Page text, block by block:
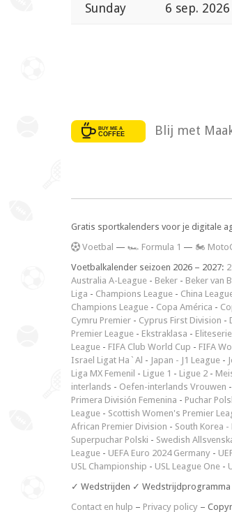
Sunday 6 sep.
Blij met
Gratis sportkalenders voor je digitale
Voetbal — 🏎️ Formula 1 — 🏍
Voetbalkalender seizoen 2026 – 2027:
Australia A-League - Beker - Beker van
Liga - Champions League - China
Champions League - Copa América -
Cymru Premier - Cyprus First Division -
Premier League - Ekstraklasa -
League - FIFA Club World Cup - FIFA
Israel Ligat Ha`Al - Japan - J1 League -
Liga MX Femenil - Ligue 1 - Ligue 2 -
interlands - Oefen-interlands Vrouwen -
Primera División Femenina - Puchar
League - Scottish Women's Premier
African Premier Division - South Korea -
Superpuchar Polski - Swedish
League - UEFA Euro 2024 Germany -
USL Championship - USL League One -
✓ Wedstrijden ✓
Contact en hulp – Privacy policy –